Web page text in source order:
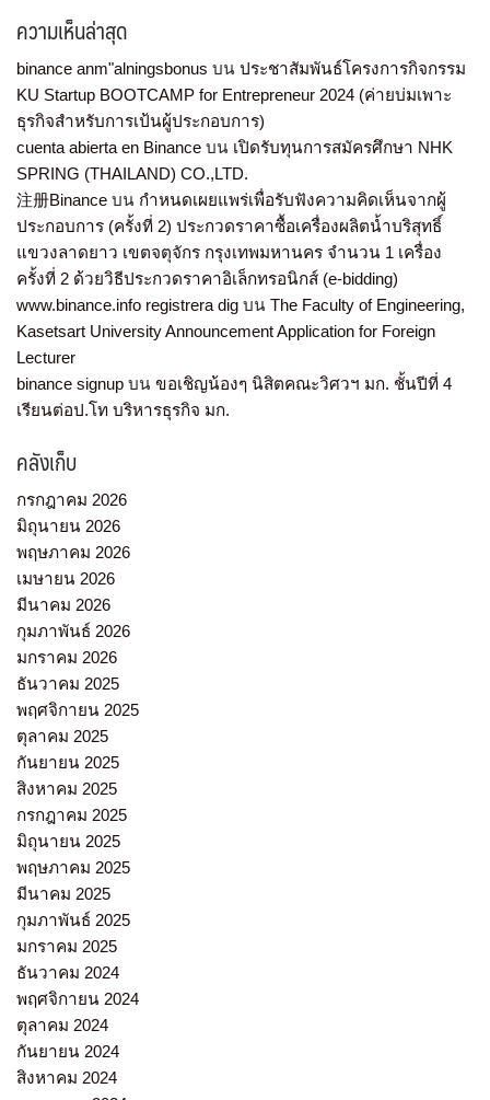
ความเห็นล่าสุด
binance anm"alningsbonus บน ประชาสัมพันธ์โครงการกิจกรรม
KU Startup BOOTCAMP for Entrepreneur 2024 (ค่ายบ่มเพาะ
ธุรกิจสำหรับการเป้นผู้ประกอบการ)
cuenta abierta en Binance บน เปิดรับทุนการสมัครศึกษา NHK
SPRING (THAILAND) CO.,LTD.
注册Binance บน กำหนดเผยแพร่เพื่อรับฟังความคิดเห็นจากผู้
ประกอบการ (ครั้งที่ 2) ประกวดราคาซื้อเครื่องผลิตน้ำบริสุทธิ์
แขวงลาดยาว เขตจตุจักร กรุงเทพมหานคร จำนวน 1 เครื่อง
ครั้งที่ 2 ด้วยวิธีประกวดราคาอิเล็กทรอนิกส์ (e-bidding)
www.binance.info registrera dig บน The Faculty of Engineering,
Kasetsart University Announcement Application for Foreign
Lecturer
binance signup บน ขอเชิญน้องๆ นิสิตคณะวิศวฯ มก. ชั้นปีที่ 4
เรียนต่อป.โท บริหารธุรกิจ มก.
คลังเก็บ
กรกฎาคม 2026
มิถุนายน 2026
พฤษภาคม 2026
เมษายน 2026
มีนาคม 2026
กุมภาพันธ์ 2026
มกราคม 2026
ธันวาคม 2025
พฤศจิกายน 2025
ตุลาคม 2025
กันยายน 2025
สิงหาคม 2025
กรกฎาคม 2025
มิถุนายน 2025
พฤษภาคม 2025
มีนาคม 2025
กุมภาพันธ์ 2025
มกราคม 2025
ธันวาคม 2024
พฤศจิกายน 2024
ตุลาคม 2024
กันยายน 2024
สิงหาคม 2024